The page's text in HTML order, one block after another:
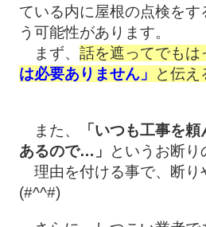
ている内に屋根の点検をす
う可能性があります。
まず、 話を遮ってでもは
は必要ありません」
と伝え
また、
「いつも工事を
あるので…」
というお断り
理由を付ける事で、断り
(#^^#)